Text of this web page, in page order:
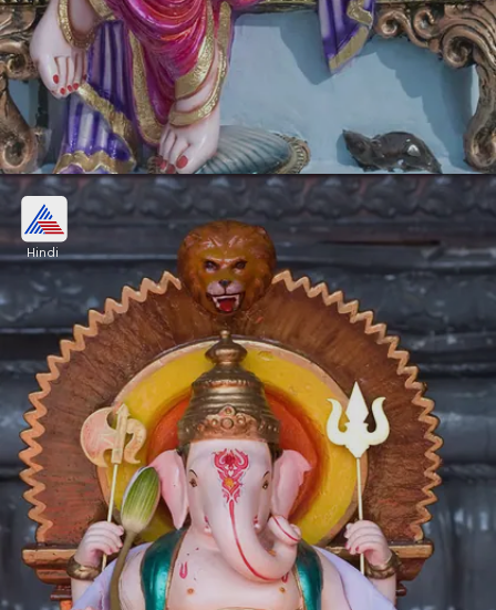
हल्दी लगी दूर्वा चढ़ाएं
विनायकी चतुर्थी पर भगवान श्रीगणेश को हल्दी लगी हुई दूर्वा
चढ़ाएं। ऐसा करते समय श्रीगणेशाय नम: का जाप करें। इससे
आपके जीवन में सुख-समृद्धि बनी रहेगी।
Image credits: Getty
Hindi